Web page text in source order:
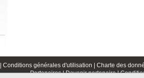
Conditions générales d'utilisation | Charte des
Partenaires |Devenir partenaire |